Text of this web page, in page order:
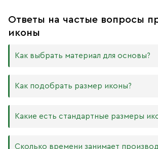
Ответы на частые вопросы
иконы
Как выбрать материал для основы?
Мы изготавливаем иконы на трёх разных
МДФ. Ламинированная древесно-
Как подобрать размер иконы?
Никаких строгих правил по тому, какого
иконостас, можно ориентироваться на
Какие есть стандартные размеры
Сколько времени занимает